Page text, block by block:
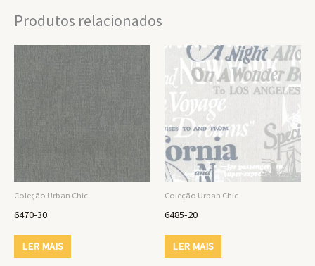
Produtos relacionados
Coleção Urban Chic
6470-30
LER MAIS
Coleção Urban Chic
6485-20
LER MAIS